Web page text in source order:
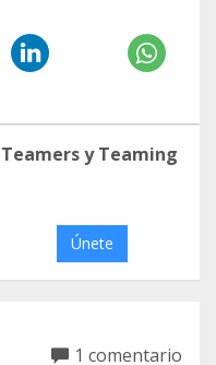
y Teaming
Únete
1 comentario